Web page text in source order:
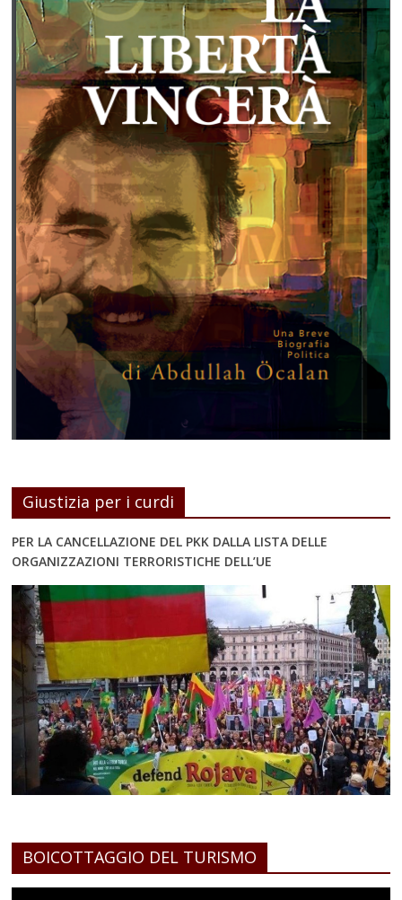
Giustizia per i curdi
PER LA CANCELLAZIONE DEL PKK DALLA LISTA DELLE
ORGANIZZAZIONI TERRORISTICHE DELL’UE
BOICOTTAGGIO DEL TURISMO